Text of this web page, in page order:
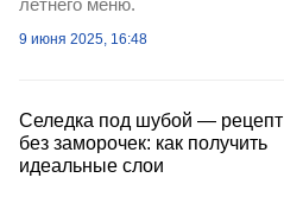
летнего меню.
9 июня 2025, 16:48
Селедка под шубой — рецепт
без заморочек: как получить
идеальные слои